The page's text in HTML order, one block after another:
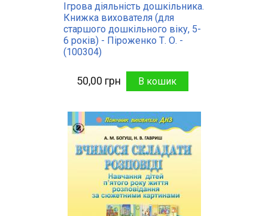
Ігрова діяльність дошкільника.
Книжка вихователя (для
старшого дошкільного віку, 5-
6 років) - Піроженко Т. О. -
(100304)
50,00 грн